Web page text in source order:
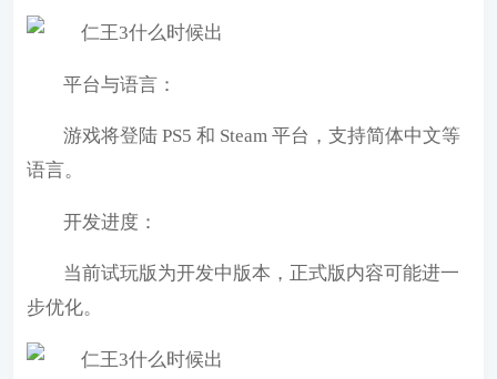
平台与语言：
游戏将登陆 PS5 和 Steam 平台，支持简体中文等
语言。
开发进度：
当前试玩版为开发中版本，正式版内容可能进一
步优化。